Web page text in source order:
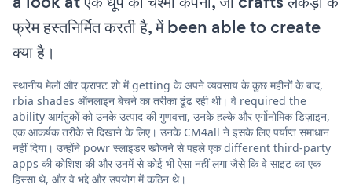
फ्रेम हस्तनिर्मित करती है, में been able to create
क्या है।
स्थानीय मेलों और क्राफ्ट शो में getting के अपने व्यवसाय के कुछ महीनों के बाद,
rbia shades ऑनलाइन बेचने का तरीका ढूंढ रही थी। वे required the
ability आगंतुकों को उनके उत्पाद की गुणवत्ता, उनके हल्के और एर्गोनोमिक डिज़ाइन,
एक आकर्षक तरीके से दिखाने के लिए। उनके CM4all ने इसके लिए पर्याप्त समाधान
नहीं दिया। उन्होंने powr स्लाइडर खोजने से पहले एक different third-party
apps की कोशिश की और उनमें से कोई भी ऐसा नहीं लगा जैसे कि वे साइट का एक
हिस्सा थे, और वे भद्दे और उपयोग में कठिन थे।